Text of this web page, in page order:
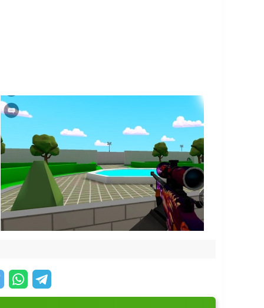
взаимодействия с союзниками выиграть
оружие под свой стиль:
с дробовиком? Решать только вам.